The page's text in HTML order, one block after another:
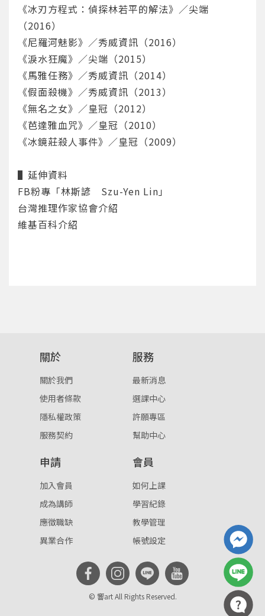
或
登入
或
您將收到一封Email，請依照信件中的指示重新登
入。
重設密碼
點擊下方「確定」將前一位使用者強制登出。
確定
取消
《冰刃方程式：偵探林若平的解法》／尖端
（2016）
《尼羅河魅影》／秀威資訊（2016）
《淚水狂魔》／尖端（2015）
《馬雅任務》／秀威資訊（2014）
《假面殺機》／秀威資訊（2013）
《無名之女》／皇冠（2012）
《芭達雅血咒》／皇冠（2010）
《冰鏡莊殺人事件》／皇冠（2009）
▌延伸資料
FB粉專「林斯諺 Szu-Yen Lin」
台灣推理作家協會介紹
維基百科介紹
關於
關於我們
使用者條款
隱私權政策
服務契約
服務
最新消息
選課中心
許願專區
幫助中心
申請
加入會員
成為講師
應徵職缺
異業合作
會員
如何上課
學習紀錄
教學管理
帳號設定
© 響art All Rights Reserved.